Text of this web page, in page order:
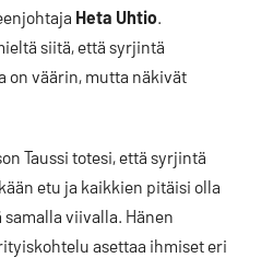
Heta Uhtio.
siitä, että syrjintä
on väärin, mutta näkivät
Taussi totesi, että syrjintä
etu ja kaikkien pitäisi olla
viivalla. Hänen
asettaa ihmiset eri